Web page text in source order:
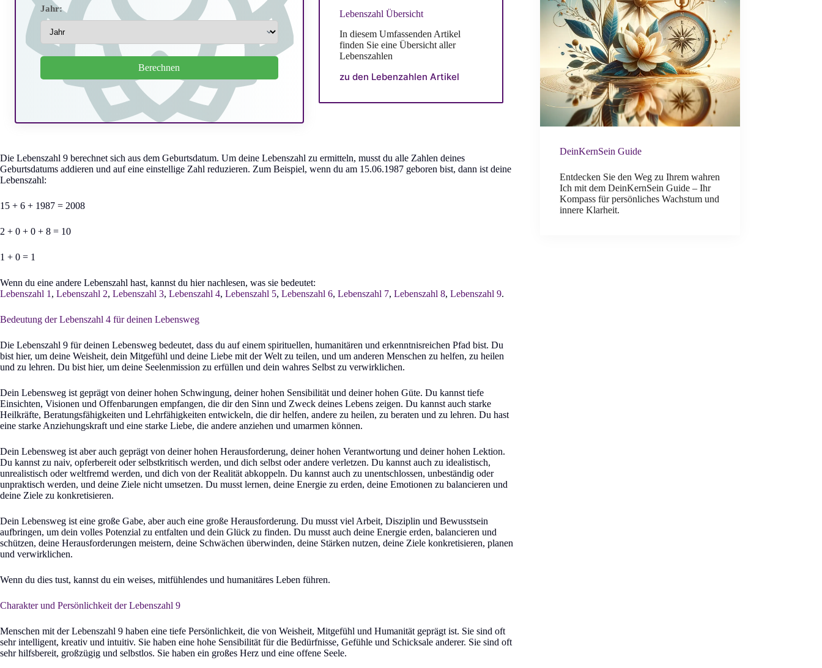
Jahr:
Berechnen
Lebenszahl Übersicht
In diesem Umfassenden Artikel
finden Sie eine Übersicht aller
Lebenszahlen
zu den Lebenzahlen Artikel
Die Lebenszahl 9 berechnet sich aus dem Geburtsdatum. Um deine Lebenszahl zu ermitteln, musst du alle Zahlen deines
Geburtsdatums addieren und auf eine einstellige Zahl reduzieren. Zum Beispiel, wenn du am 15.06.1987 geboren bist, dann ist deine
Lebenszahl:
15 + 6 + 1987 = 2008
2 + 0 + 0 + 8 = 10
1 + 0 = 1
Wenn du eine andere Lebenszahl hast, kannst du hier nachlesen, was sie bedeutet:
Lebenszahl 1, Lebenszahl 2, Lebenszahl 3, Lebenszahl 4, Lebenszahl 5, Lebenszahl 6, Lebenszahl 7, Lebenszahl 8, Lebenszahl 9.
Bedeutung der Lebenszahl 4 für deinen Lebensweg
Die Lebenszahl 9 für deinen Lebensweg bedeutet, dass du auf einem spirituellen, humanitären und erkenntnisreichen Pfad bist. Du
bist hier, um deine Weisheit, dein Mitgefühl und deine Liebe mit der Welt zu teilen, und um anderen Menschen zu helfen, zu heilen
und zu lehren. Du bist hier, um deine Seelenmission zu erfüllen und dein wahres Selbst zu verwirklichen.
Dein Lebensweg ist geprägt von deiner hohen Schwingung, deiner hohen Sensibilität und deiner hohen Güte. Du kannst tiefe
Einsichten, Visionen und Offenbarungen empfangen, die dir den Sinn und Zweck deines Lebens zeigen. Du kannst auch starke
Heilkräfte, Beratungsfähigkeiten und Lehrfähigkeiten entwickeln, die dir helfen, andere zu heilen, zu beraten und zu lehren. Du hast
eine starke Anziehungskraft und eine starke Liebe, die andere anziehen und umarmen können.
Dein Lebensweg ist aber auch geprägt von deiner hohen Herausforderung, deiner hohen Verantwortung und deiner hohen Lektion.
Du kannst zu naiv, opferbereit oder selbstkritisch werden, und dich selbst oder andere verletzen. Du kannst auch zu idealistisch,
unrealistisch oder weltfremd werden, und dich von der Realität abkoppeln. Du kannst auch zu unentschlossen, unbeständig oder
unpraktisch werden, und deine Ziele nicht umsetzen. Du musst lernen, deine Energie zu erden, deine Emotionen zu balancieren und
deine Ziele zu konkretisieren.
Dein Lebensweg ist eine große Gabe, aber auch eine große Herausforderung. Du musst viel Arbeit, Disziplin und Bewusstsein
aufbringen, um dein volles Potenzial zu entfalten und dein Glück zu finden. Du musst auch deine Energie erden, balancieren und
schützen, deine Herausforderungen meistern, deine Schwächen überwinden, deine Stärken nutzen, deine Ziele konkretisieren, planen
und verwirklichen.
Wenn du dies tust, kannst du ein weises, mitfühlendes und humanitäres Leben führen.
Charakter und Persönlichkeit der Lebenszahl 9
Menschen mit der Lebenszahl 9 haben eine tiefe Persönlichkeit, die von Weisheit, Mitgefühl und Humanität geprägt ist. Sie sind oft
sehr intelligent, kreativ und intuitiv. Sie haben eine hohe Sensibilität für die Bedürfnisse, Gefühle und Schicksale anderer. Sie sind oft
sehr hilfsbereit, großzügig und selbstlos. Sie haben ein großes Herz und eine offene Seele.
DeinKernSein Guide
Entdecken Sie den Weg zu Ihrem wahren
Ich mit dem DeinKernSein Guide – Ihr
Kompass für persönliches Wachstum und
innere Klarheit.